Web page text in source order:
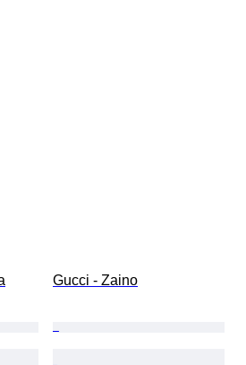
Gucci - Zaino